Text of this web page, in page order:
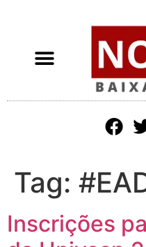
Tag:
Inscrições